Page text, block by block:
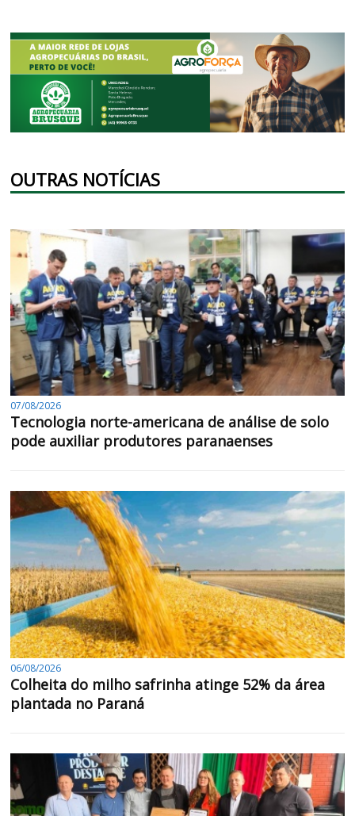
OUTRAS NOTÍCIAS
07/08/2026
Tecnologia norte-americana de análise de solo
pode auxiliar produtores paranaenses
06/08/2026
Colheita do milho safrinha atinge 52% da área
plantada no Paraná